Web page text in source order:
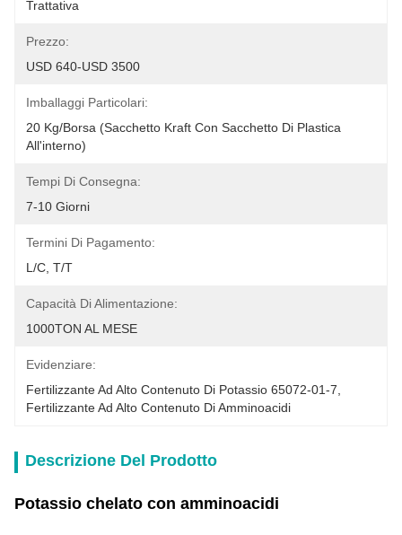
Trattativa
Prezzo:
USD 640-USD 3500
Imballaggi Particolari:
20 Kg/borsa (sacchetto Kraft Con Sacchetto Di Plastica
All'interno)
Tempi Di Consegna:
7-10 Giorni
Termini Di Pagamento:
L/C, T/T
Capacità Di Alimentazione:
1000TON AL MESE
Evidenziare:
Fertilizzante Ad Alto Contenuto Di Potassio 65072-01-7
Fertilizzante Ad Alto Contenuto Di Amminoacidi
Descrizione Del Prodotto
Potassio chelato con amminoacidi